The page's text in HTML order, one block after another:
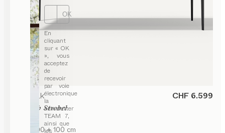
OK
En
cliquant
sur « OK
», vous
acceptez
de
recevoir
par voie
électronique
la
newsletter
TEAM 7,
ainsi que
les
tak CHF 6.599
Jacob Strobel
200 x 100 + 100 cm